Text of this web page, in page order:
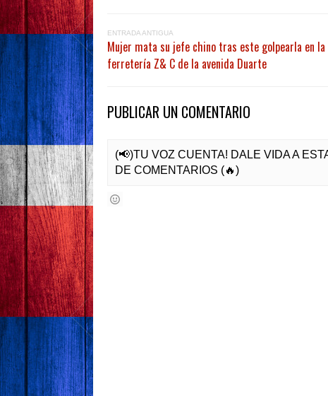
ENTRADA ANTIGUA
Mujer mata su jefe chino tras este golpearla en la
ferretería Z& C de la avenida Duarte
PUBLICAR UN COMENTARIO
(📢)TU VOZ CUENTA! DALE VIDA A
DE COMENTARIOS (🔥)